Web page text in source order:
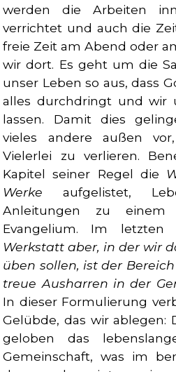
werden die Arbeiten
verrichtet und auch die
freie Zeit am Abend oder
wir dort. Es geht um die
unser Leben so aus, dass
alles durchdringt und wir
lassen. Damit dies
vieles andere außen
Vielerlei zu verlieren.
Kapitel seiner Regel die
Werke aufgelistet,
Anleitungen zu
Evangelium. Im
Werkstatt aber, in der wir
üben sollen, ist der
treue Ausharren in der
In dieser Formulierung
Gelübde, das wir ablegen:
geloben das
Gemeinschaft, was im